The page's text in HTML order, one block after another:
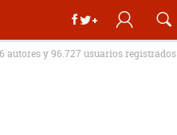
autores y 96.727 usuarios registrados